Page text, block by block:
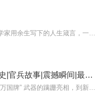
大阅兵|共和国阅兵史|官兵故事|震撼瞬间|最新装备